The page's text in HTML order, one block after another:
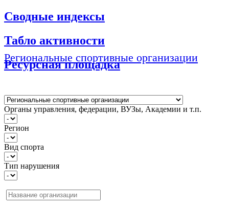
Сводные индексы
Табло активности
Ресурсная площадка
Региональные спортивные организации
Органы управления, федерации, ВУЗы, Академии и т.п.
Регион
Вид спорта
Тип нарушения